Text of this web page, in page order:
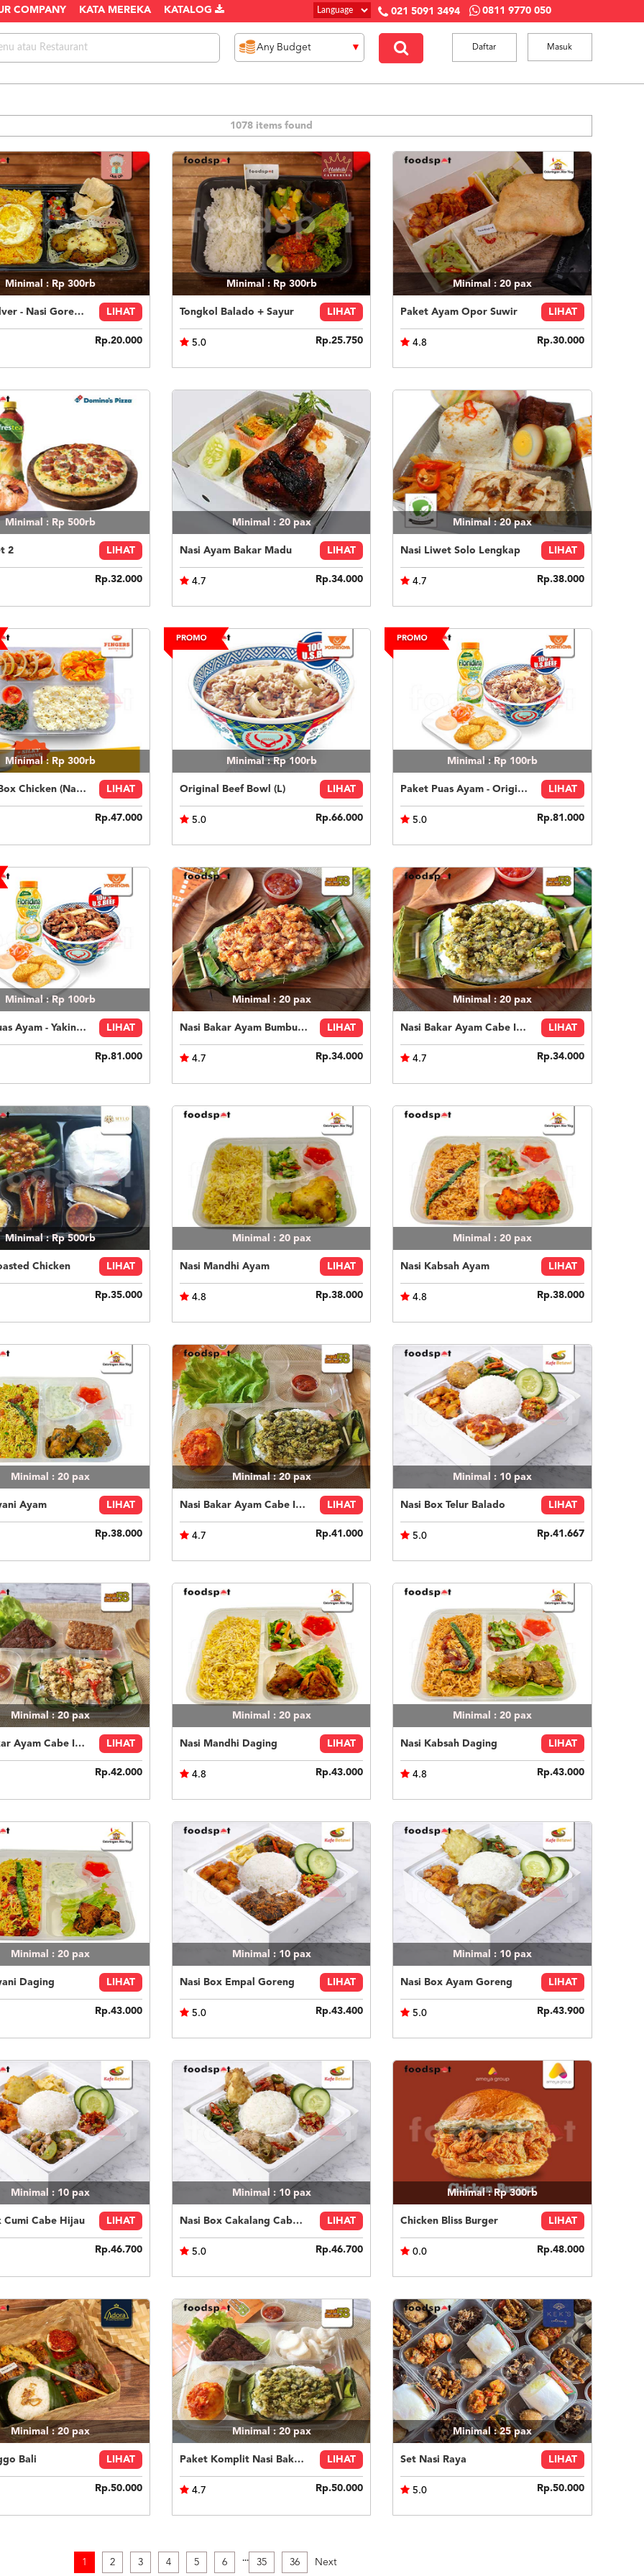
COMPANY KATA MEREKA KATALOG 021 5091 3494 0811 9770 050
Masuk
Daftar
1078 items found
Minimal : Rp 300rb
Paket Silver - Nasi Goreng Nanas Geprek Mozza LIHAT
Rp.20.000
Minimal : Rp 300rb
Tongkol Balado + Sayur LIHAT
5.0 Rp.25.750
Minimal : 20pax
Paket Ayam Opor Suwir LIHAT
4.8 Rp.30.000
Minimal : Rp 500rb
2 LIHAT
Rp.32.000
Minimal : 20 pax
Nasi Ayam Bakar Madu LIHAT
4.7 Rp.34.000
Minimal : 20pax
Nasi Liwet Solo Lengkap LIHAT
4.7 Rp.38.000
Minimal : Rp 300rb
Fingers Box Chicken (Nasi Putih) Silky Pudding LIHAT
Rp.47.000
Minimal : Rp 100rb
Original Beef Bowl (L) LIHAT
5.0 Rp.66.000
Minimal : Rp 100rb
Paket Puas Ayam - Original Beef Paket Puas (R) LIHAT
5.0 Rp.81.000
Minimal : Rp 100rb
Paket Puas Ayam - Yakiniku Beef Paket Puas (R) LIHAT
Rp.81.000
Minimal : 20 pax
Nasi Bakar Ayam Bumbu Bali + Kerupuk LIHAT
4.7 Rp.34.000
Minimal : 20pax
Nasi Bakar Ayam Cabe Ijo + Kerupuk LIHAT
4.7 Rp.34.000
Minimal : Rp 500rb
Chicken LIHAT
Rp.35.000
Minimal : 20 pax
Nasi Mandhi Ayam LIHAT
4.8 Rp.38.000
Minimal : 20 pax
Nasi Kabsah Ayam LIHAT
4.8 Rp.38.000
Minimal : 20 pax
Ayam LIHAT
Rp.38.000
Minimal : 20pax
Nasi Bakar Ayam Cabe Ijo + Telor Balado LIHAT
4.7 Rp.41.000
Minimal : 10 pax
Nasi Box Telur Balado LIHAT
5.0 Rp.41.667
Minimal : 20pax
Nasi Bakar Ayam Cabe Ijo + Tahu Tempe LIHAT
Rp.42.000
Minimal : 20 pax
Nasi Mandhi Daging LIHAT
4.8 Rp.43.000
Minimal : 20 pax
Nasi Kabsah Daging LIHAT
4.8 Rp.43.000
Minimal : 20 pax
Daging LIHAT
Rp.43.000
Minimal : 10 pax
Nasi Box Empal Goreng LIHAT
5.0 Rp.43.400
Minimal : 10 pax
Nasi Box Ayam Goreng LIHAT
5.0 Rp.43.900
Minimal : 10 pax
Cumi Cabe Hijau LIHAT
Rp.46.700
Minimal : 10 pax
Nasi Box Cakalang Cabe Hijau LIHAT
5.0 Rp.46.700
Minimal : Rp 300rb
Chicken Bliss Burger LIHAT
0.0 Rp.48.000
Minimal : 20pax
Bali LIHAT
Rp.50.000
Minimal : 20pax
Paket Komplit Nasi Bakar Ayam Cabe Ijo LIHAT
4.7 Rp.50.000
Minimal : 25pax
Set Nasi Raya LIHAT
5.0 Rp.50.000
1 2 3 4 5 6 ... 35 36 Next